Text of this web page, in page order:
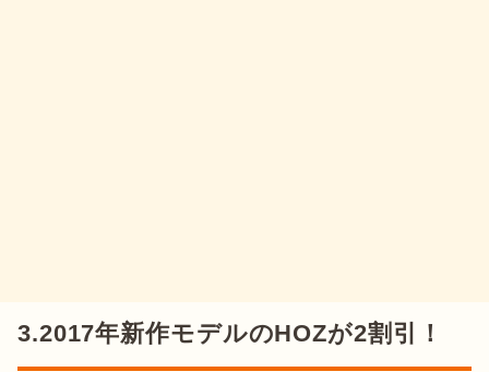
3.2017年新作モデルのHOZが2割引！